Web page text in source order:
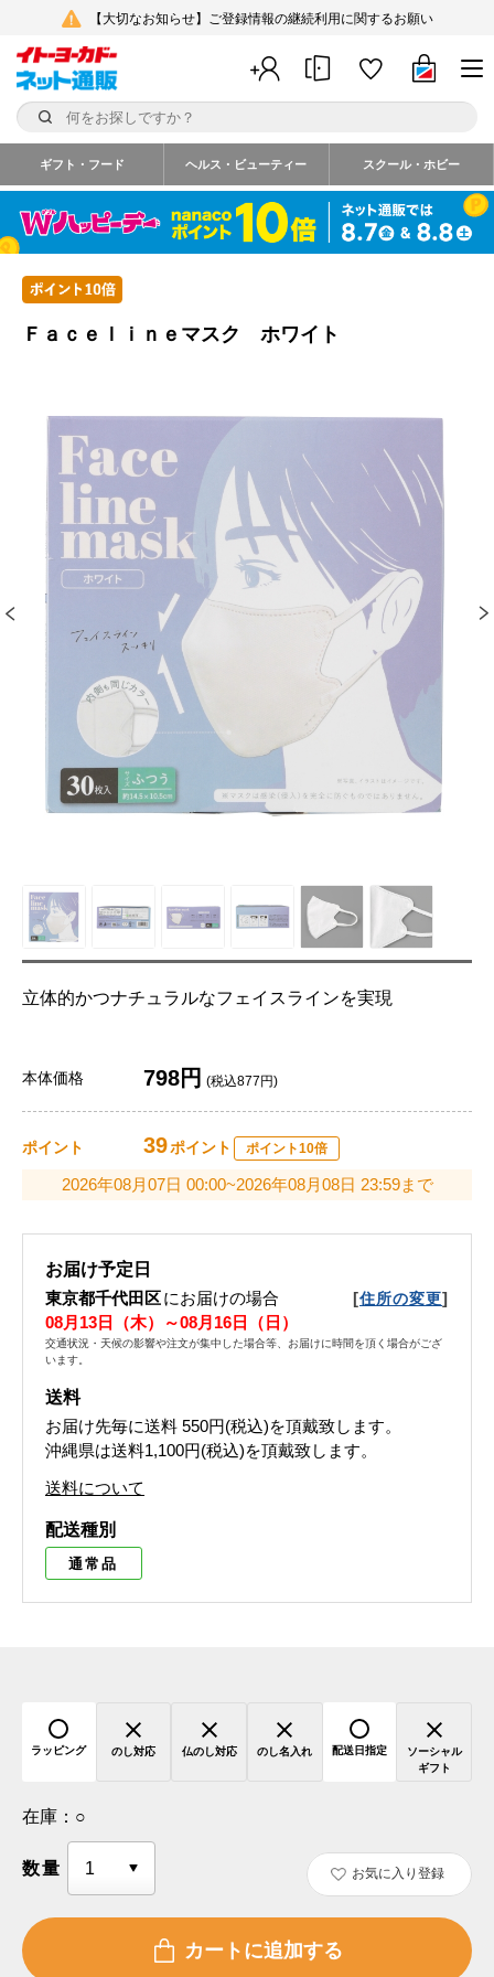
【大切なお知らせ】ご登録情報の継続利用に関するお願い
ギフト・フード ヘルス・ビューティー スクール・ホビー
Ｆａｃｅｌｉｎｅマスク ホワイト
立体的かつナチュラルなフェイスラインを実現
本体価格 798円 (税込877円)
ポイント 39ポイント ポイント10倍
2026年08月07日 00:00~2026年08月08日 23:59まで
お届け予定日
東京都千代田区にお届けの場合 [住所の変更]
08月13日（木）～08月16日（日）
交通状況・天候の影響や注文が集中した場合等、お届けに時間を頂く場合がござ
います。
送料
お届け先毎に送料 550円(税込)を頂戴致します。
沖縄県は送料1,100円(税込)を頂戴致します。
送料について
配送種別
通常品
ラッピング のし対応 仏のし対応 のし名入れ 配送日指定
ソーシャル
ギフト
在庫： ○
数量 お気に入り登録